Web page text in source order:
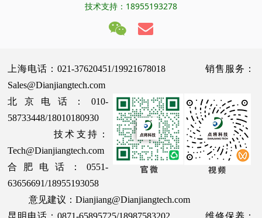
技术支持：18955193278
上海电话：021-37620451/19921678018 销售服务：
Sales@Dianjiangtech.com
北京电话：010-
58733448/18010180930
技术支持：
Tech@Dianjiangtech.com
合肥电话：0551-
63656691/18955193058
意见建议：Dianjiang@Dianjiangtech.com